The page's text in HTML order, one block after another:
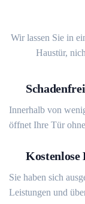
Wir lassen Sie in
Haustür,
Innerhalb von
öffnet Ihre Tür
Kostenlose
Sie haben sich
Leistungen und